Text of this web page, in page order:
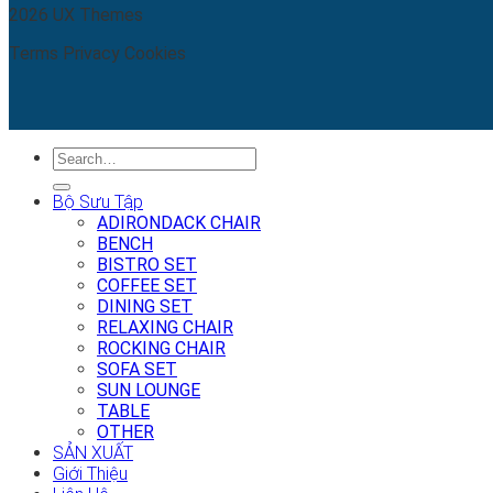
2026 UX Themes
Terms Privacy Cookies
Search
for:
Bộ Sưu Tập
ADIRONDACK CHAIR
BENCH
BISTRO SET
COFFEE SET
DINING SET
RELAXING CHAIR
ROCKING CHAIR
SOFA SET
SUN LOUNGE
TABLE
OTHER
SẢN XUẤT
Giới Thiệu